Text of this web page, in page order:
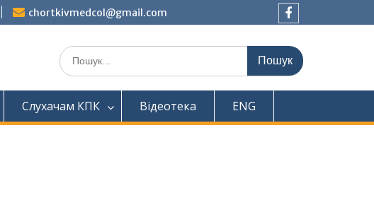
chortkivmedcol@gmail.com
Шукати:
Слухачам КПК Відеотека ENG